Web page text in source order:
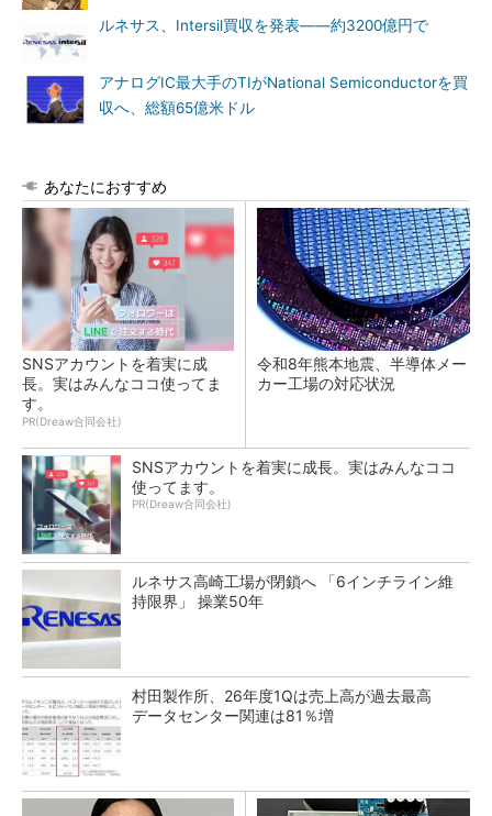
ルネサス、Intersil買収を発表――約3200億円で
アナログIC最大手のTIがNational Semiconductorを買
収へ、総額65億米ドル
あなたにおすすめ
SNSアカウントを着実に成
長。実はみんなココ使ってま
す。
PR(Dreaw合同会社)
令和8年熊本地震、半導体メー
カー工場の対応状況
SNSアカウントを着実に成長。実はみんなココ
使ってます。
PR(Dreaw合同会社)
ルネサス高崎工場が閉鎖へ 「6インチライン維
持限界」 操業50年
村田製作所、26年度1Qは売上高が過去最高
データセンター関連は81％増